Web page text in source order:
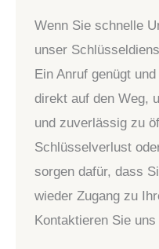
Wenn Sie schnelle
unser
Ein Anruf genügt
direkt auf den Weg,
und zuverlässig zu
Schlüsselverlust
sorgen dafür, dass
wieder Zugang zu
Kontaktieren Sie